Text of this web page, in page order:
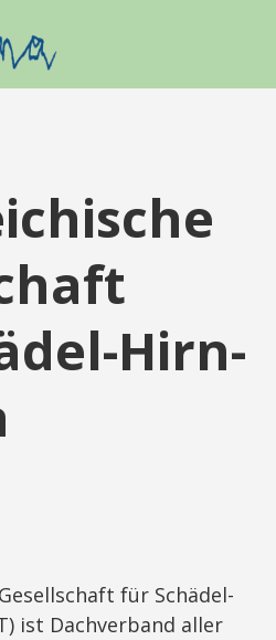
Hirn-
für Schädel-
ist Dachverband aller